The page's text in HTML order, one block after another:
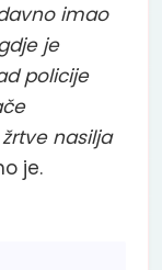
imao
je
policije
nasilja
je.